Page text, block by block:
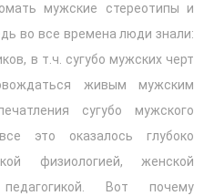
мужские стереотипы и
во все времена люди знали:
в т.ч. сугубо мужских черт
живым мужским
сугубо мужского
это оказалось глубоко
физиологией, женской
Вот почему